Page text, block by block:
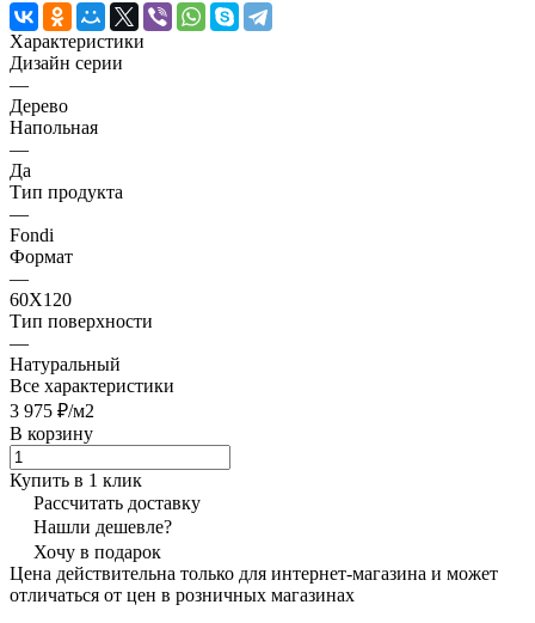
Характеристики
Дизайн серии
—
Дерево
Напольная
—
Да
Тип продукта
—
Fondi
Формат
—
60X120
Тип поверхности
—
Натуральный
Все характеристики
3 975 ₽/м2
В корзину
Купить в 1 клик
Рассчитать доставку
Нашли дешевле?
Хочу в подарок
Цена действительна только для интернет-магазина и может
отличаться от цен в розничных магазинах